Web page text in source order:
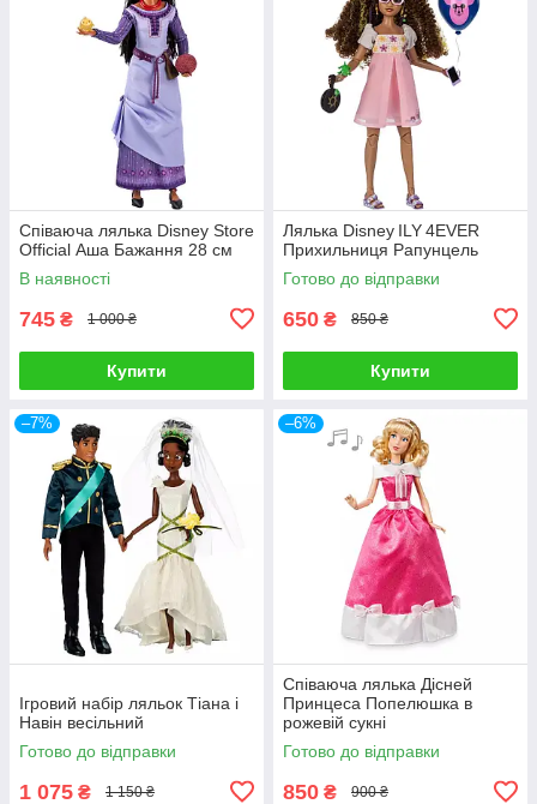
Співаюча лялька Disney Store
Official Аша Бажання 28 см
В наявності
745 ₴ 1 000 ₴
Купити
Лялька Disney ILY 4EVER
Прихильниця Рапунцель
Готово до відправки
650 ₴ 850 ₴
Купити
–7%
Ігровий набір ляльок Тіана і
Навін весільний
Готово до відправки
1 075 ₴ 1 150 ₴
–6%
Співаюча лялька Дісней
Принцеса Попелюшка в
рожевій сукні
Готово до відправки
850 ₴ 900 ₴